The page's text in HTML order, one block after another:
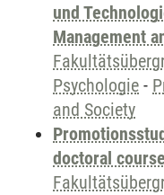
und
Management
Psychologie -
and Society
doctoral